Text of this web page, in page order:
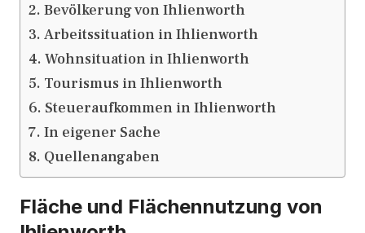
Bevölkerung von Ihlienworth
Arbeitssituation in Ihlienworth
Wohnsituation in Ihlienworth
Tourismus in Ihlienworth
Steueraufkommen in Ihlienworth
In eigener Sache
Quellenangaben
Fläche und Flächennutzung von